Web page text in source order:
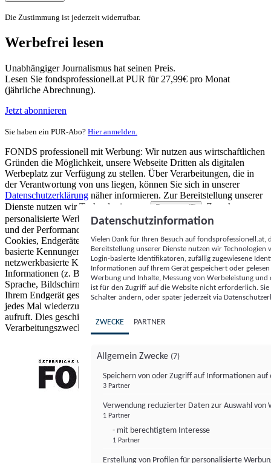
Die Zustimmung ist jederzeit widerrufbar.
Werbefrei lesen
Unabhängiger Journalismus hat seinen Preis.
Lesen Sie fondsprofessionell.at PUR für 27,99€ pro Monat
(jährliche Abrechnung).
Jetzt abonnieren
Sie haben ein PUR-Abo? Hier anmelden.
FONDS professionell mit Werbung: Wir nutzen aus wirtschaftlichen
Gründen die Möglichkeit, unsere Webseite Dritten als digitalen
Werbeplatz zur Verfügung zu stellen. Über Verarbeitungen, die in
der Verantwortung von uns liegen, können Sie sich in unserer
Datenschutzerklärung näher informieren. Zur Bereitstellung unserer
Dienste nutzen wir Technologien von
Partnern (5)
. Zwecke:
personalisierte Werbung und Inhalte, Messung von Werbeleistung
und der Performance von Inhalten sowie Zielgruppenforschung.
Cookies, Endgeräte- oder ähnliche Online-Kennungen (z. B. login-
basierte Kennungen, zufällig generierte Kennungen,
netzwerkbasierte Kennungen) können zusammen mit anderen
Informationen (z. B. Browsertyp und Browserinformationen,
Sprache, Bildschirmgröße, unterstützte Technologien usw.) auf
Ihrem Endgerät gespeichert oder von dort ausgelesen werden, um es
jedes Mal wiederzuerkennen, wenn es eine App oder einer Webseite
aufruft. Dies geschieht für einen oder mehrere der hier aufgeführten
Verarbeitungszwecke.
Datenschutzinformation
Vielen Dank für Ihren Besuch auf
Bereitstellung unserer Dienste nutzen wir Technologien
Login-basierte Identifikatoren, zufällig zugewiesene
Informationen auf Ihrem Gerät gespeichert oder
Werbung und Inhalte, Messung von Werbeleistung
ist für den Zugriff auf die Website nicht erforderlich.
Schalter ändern, oder später jederzeit via
ZWECKE PARTNER
Allgemein Zwecke (7)
Speichern von oder Zugriff auf Informationen auf
3 Partner
Verwendung reduzierter Daten zur Auswahl von
1 Partner
- mit berechtigtem Interesse
1 Partner
Erstellung von Profilen für personalisierte
FONDS professionell